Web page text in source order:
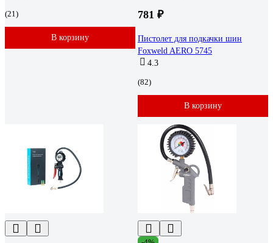
(21)
В корзину
781 ₽
Пистолет для подкачки шин
Foxweld AERO 5745
4.3
(82)
В корзину